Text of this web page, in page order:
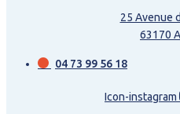
25 Avenue
63170
04 73 99 56 18
Icon-instagram